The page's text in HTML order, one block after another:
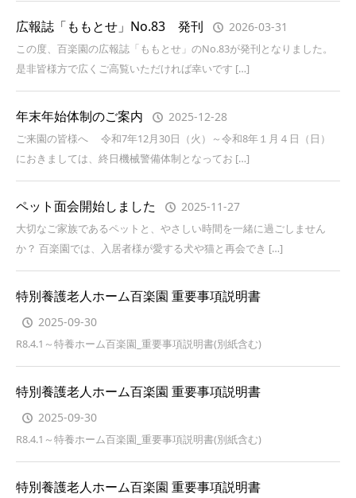
広報誌「ももとせ」No.83 発刊 2026-03-31
この度、百楽園の広報誌「ももとせ」のNo.83が発刊となりました。
是非皆様方で広くご高覧いただければ幸いです […]
年末年始体制のご案内 2025-12-28
ご来園の皆様へ 令和7年12月30日（火）～令和8年１月４日（日）
におきましては、終日機械警備体制となってお […]
ペット面会開始しました 2025-11-27
大切なご家族であるペットと、やさしい時間を一緒に過ごしません
か？ 百楽園では、入居者様が愛する犬や猫と再会でき […]
特別養護老人ホーム百楽園 重要事項説明書
2025-09-30
R8.4.1～特養ホーム百楽園_重要事項説明書(別紙含む)
特別養護老人ホーム百楽園 重要事項説明書
2025-09-30
R8.4.1～特養ホーム百楽園_重要事項説明書(別紙含む)
特別養護老人ホーム百楽園 重要事項説明書